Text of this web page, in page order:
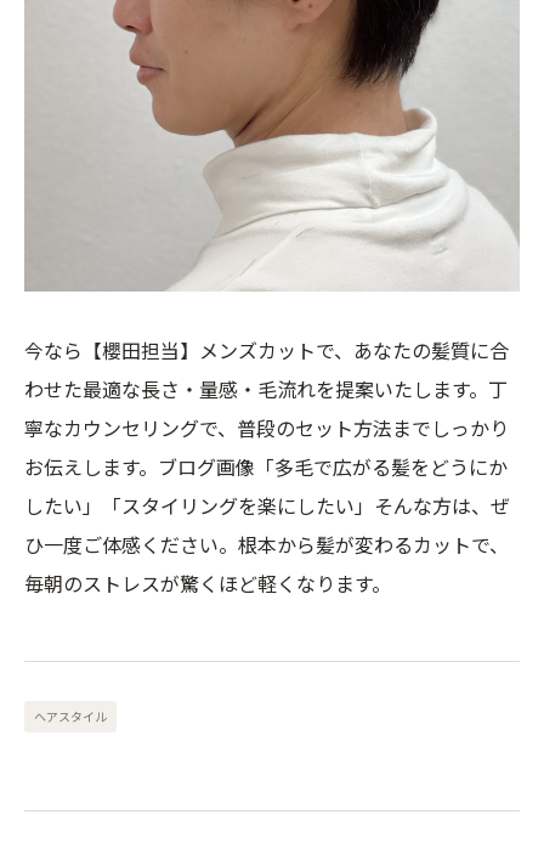
今なら【櫻田担当】メンズカットで、あなたの髪質に合
わせた最適な長さ・量感・毛流れを提案いたします。丁
寧なカウンセリングで、普段のセット方法までしっかり
お伝えします。ブログ画像「多毛で広がる髪をどうにか
したい」「スタイリングを楽にしたい」そんな方は、ぜ
ひ一度ご体感ください。根本から髪が変わるカットで、
毎朝のストレスが驚くほど軽くなります。
ヘアスタイル